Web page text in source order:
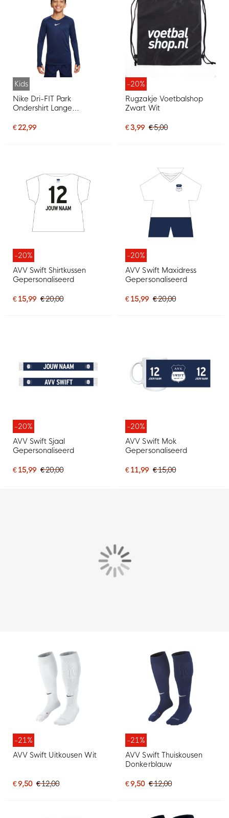
Kids
Nike Dri-FIT Park
Ondershirt Lange
Donkerblauw
€ 22,99
-20%
Rugzakje Voetbalshop
Zwart Wit
€ 3,99 € 5,00
-20%
AVV Swift Shirtkussen
Gepersonaliseerd
€ 15,99 € 20,00
-20%
AVV Swift Maxidress
Gepersonaliseerd
€ 15,99 € 20,00
-20%
AVV Swift Sjaal
Gepersonaliseerd
€ 15,99 € 20,00
-20%
AVV Swift Mok
Gepersonaliseerd
€ 11,99 € 15,00
-21%
AVV Swift Uitkousen Wit
€ 9,50 € 12,00
-21%
AVV Swift Thuiskousen
Donkerblauw
€ 9,50 € 12,00